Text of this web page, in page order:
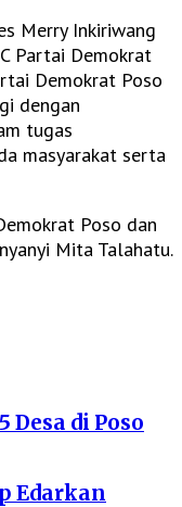
Merry Inkiriwang
Partai Demokrat
Demokrat Poso
dengan
tugas
masyarakat serta
Poso dan
Mita Talahatu.
Desa di Poso
Edarkan